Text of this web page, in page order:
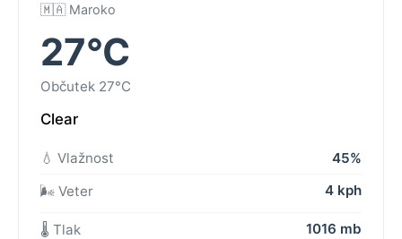
🇲🇦 Maroko
27°C
Občutek 27°C
Clear
💧 Vlažnost
45%
🌬️ Veter
4 kph
🌡️ Tlak 1016 mb